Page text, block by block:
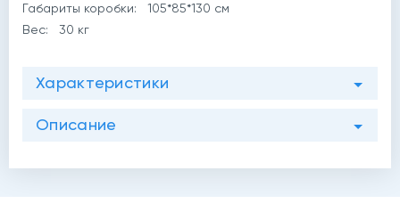
Габариты коробки: 105*85*130 см
Вес: 30 кг
Характеристики
Описание